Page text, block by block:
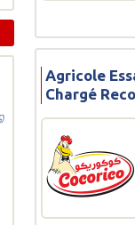
Agricole
Chargé